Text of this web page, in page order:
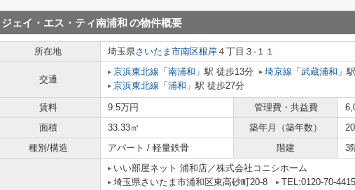
ジェイ・エス・ティ南浦和 の物件概要
所在地 埼玉県さいたま市南区根岸 ４丁目３-１１
交通
京浜東北線 「 南浦和 」駅 徒歩13分 埼京線 「 武蔵浦和 」
京浜東北線 「 浦和 」駅 徒歩27分
賃料 9.5万円 管理費・共益費
面積
33.33㎡ 築年月（築年数）
種別/構造
アパート / 軽量鉄骨 階建 3
いい部屋ネット 浦和店／株式会社コニシホーム
埼玉県さいたま市浦和区東高砂町20-8
TEL:0120-70-4415